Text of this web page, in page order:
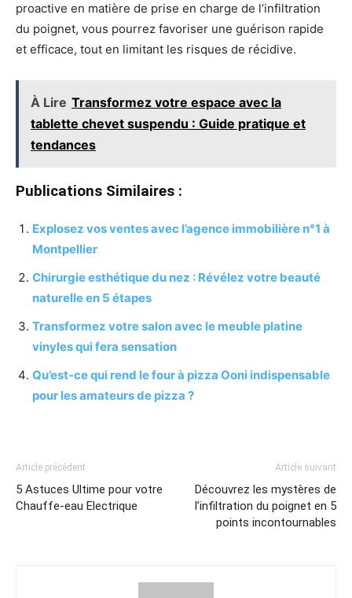
proactive en matière de prise en charge de l’infiltration
du poignet, vous pourrez favoriser une guérison rapide
et efficace, tout en limitant les risques de récidive.
À Lire Transformez votre espace avec la
tablette chevet suspendu : Guide pratique et
tendances
Publications Similaires :
Explosez vos ventes avec l’agence immobilière n°1 à
Montpellier
Chirurgie esthétique du nez : Révélez votre beauté
naturelle en 5 étapes
Transformez votre salon avec le meuble platine
vinyles qui fera sensation
Qu’est-ce qui rend le four à pizza Ooni indispensable
pour les amateurs de pizza ?
Article précédent
5 Astuces Ultime pour votre
Chauffe-eau Electrique
Article suivant
Découvrez les mystères de
l’infiltration du poignet en 5
points incontournables